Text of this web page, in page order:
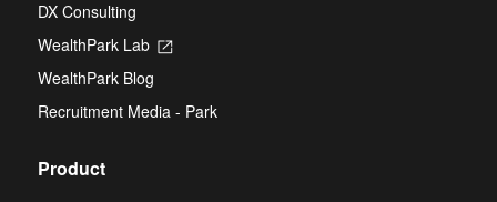
DX Consulting
WealthPark Lab
Opens
new
tab
WealthPark Blog
Recruitment Media - Park
Product